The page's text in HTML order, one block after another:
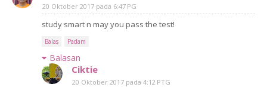
20 Oktober 2017 pada 6:47 PG
study smart n may you pass the test!
Balas Padam
Balasan
Ciktie
20 Oktober 2017 pada 4:12 PTG